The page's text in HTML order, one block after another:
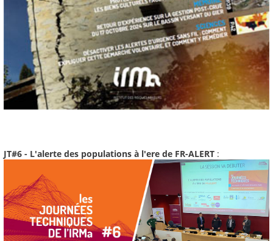
JT#6 - L'alerte des populations à l'ere de FR-ALERT :